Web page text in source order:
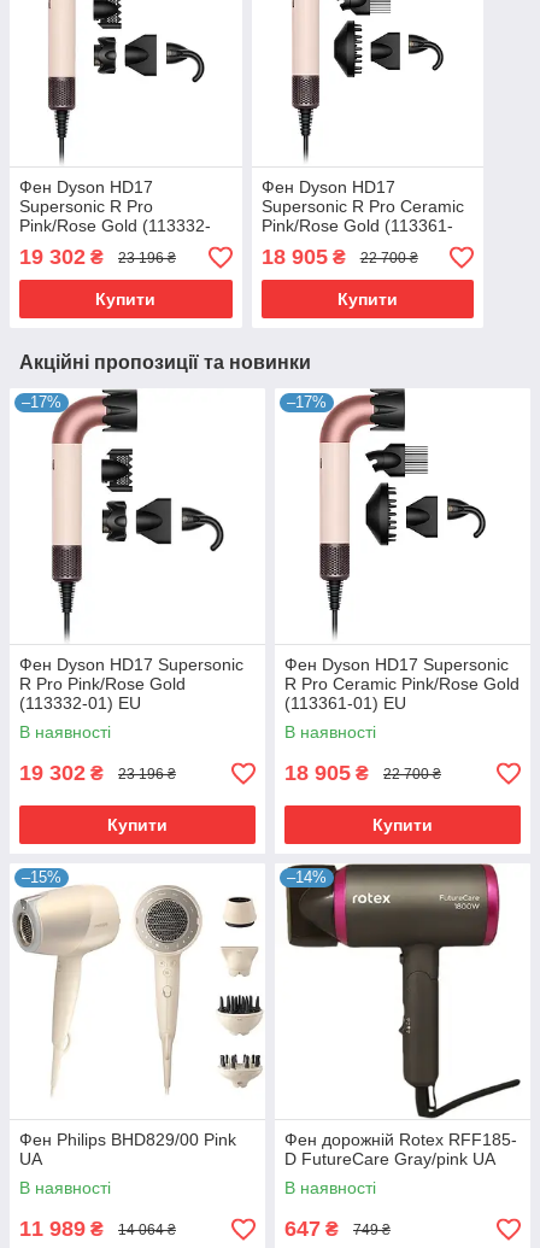
Фен Dyson HD17
Supersonic R Pro
Pink/Rose Gold (113332-
19 302 ₴ 23 196 ₴
Купити
Фен Dyson HD17
Supersonic R Pro Ceramic
Pink/Rose Gold (113361-
18 905₴ 22 700 ₴
Купити
Акційні пропозиції та новинки
–17%
Фен Dyson HD17 Supersonic
R Pro Pink/Rose Gold
(113332-01) EU
В наявності
19 302 ₴ 23 196 ₴
Купити
–17%
Фен Dyson HD17 Supersonic
R Pro Ceramic Pink/Rose Gold
(113361-01) EU
В наявності
18 905 ₴ 22 700 ₴
Купити
–15%
Фен Philips BHD829/00 Pink
UA
В наявності
11 989 ₴ 14 064 ₴
–14%
Фен дорожній Rotex RFF185-
D FutureCare Gray/pink UA
В наявності
647 ₴ 749 ₴